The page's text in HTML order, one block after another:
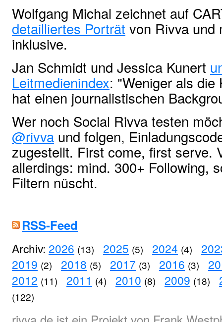
Wolfgang Michal zeichnet auf
detailliertes Porträt von Rivva und
inklusive.
Jan Schmidt und Jessica Kunert
Leitmedienindex: "Weniger als die
hat einen journalistischen
Wer noch Social Rivva testen
@rivva und folgen,
zugestellt. First come, first serve.
allerdings: mind. 300+ Following,
Filtern nüscht.
RSS-Feed
Archiv: 2026 (13) 2025 (5) 2024 (4)
2019 (2) 2018 (5) 2017 (3) 2016 (3)
2012 (11) 2011 (4) 2010 (8) 2009 (18)
(122)